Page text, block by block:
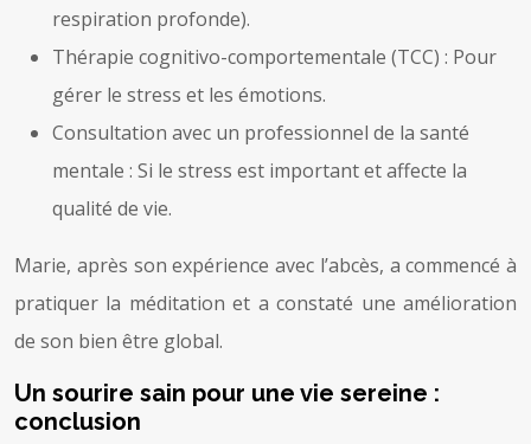
respiration profonde).
Thérapie cognitivo-comportementale (TCC) : Pour
gérer le stress et les émotions.
Consultation avec un professionnel de la santé
mentale : Si le stress est important et affecte la
qualité de vie.
Marie, après son expérience avec l’abcès, a commencé à
pratiquer la méditation et a constaté une amélioration
de son bien être global.
Un sourire sain pour une vie sereine :
conclusion